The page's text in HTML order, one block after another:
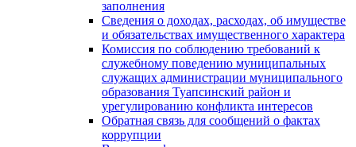
заполнения
Сведения о доходах, расходах, об имуществе
и обязательствах имущественного характера
Комиссия по соблюдению требований к
служебному поведению муниципальных
служащих администрации муниципального
образования Туапсинский район и
урегулированию конфликта интересов
Обратная связь для сообщений о фактах
коррупции